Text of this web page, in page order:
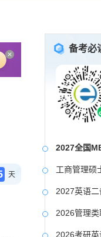
天
备考必
2027全国
工商管理硕
2027英语
2026管理
2026考研